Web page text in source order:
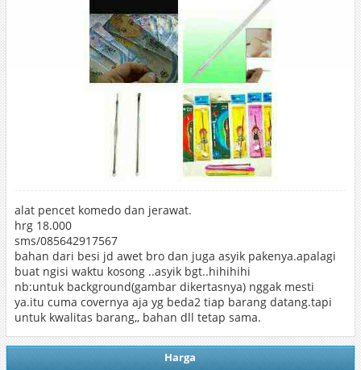
alat pencet komedo dan jerawat.
hrg 18.000
sms/085642917567
bahan dari besi jd awet bro dan juga asyik pakenya.apalagi
buat ngisi waktu kosong ..asyik bgt..hihihihi
nb:untuk background(gambar dikertasnya) nggak mesti
ya.itu cuma covernya aja yg beda2 tiap barang datang.tapi
untuk kwalitas barang,, bahan dll tetap sama.
Harga